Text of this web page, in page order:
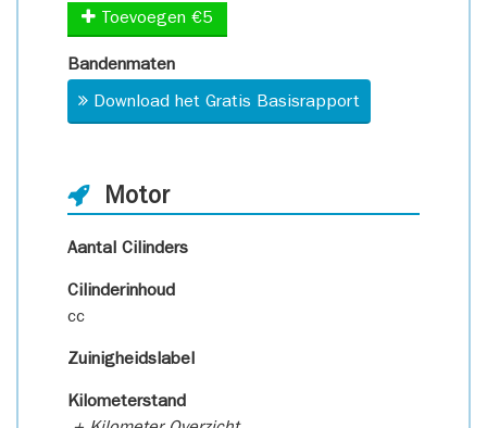
Toevoegen €5
Bandenmaten
Download het Gratis Basisrapport
Motor
Aantal Cilinders
Cilinderinhoud
cc
Zuinigheidslabel
Kilometerstand